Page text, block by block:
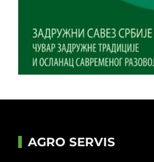
AGRO SERVIS